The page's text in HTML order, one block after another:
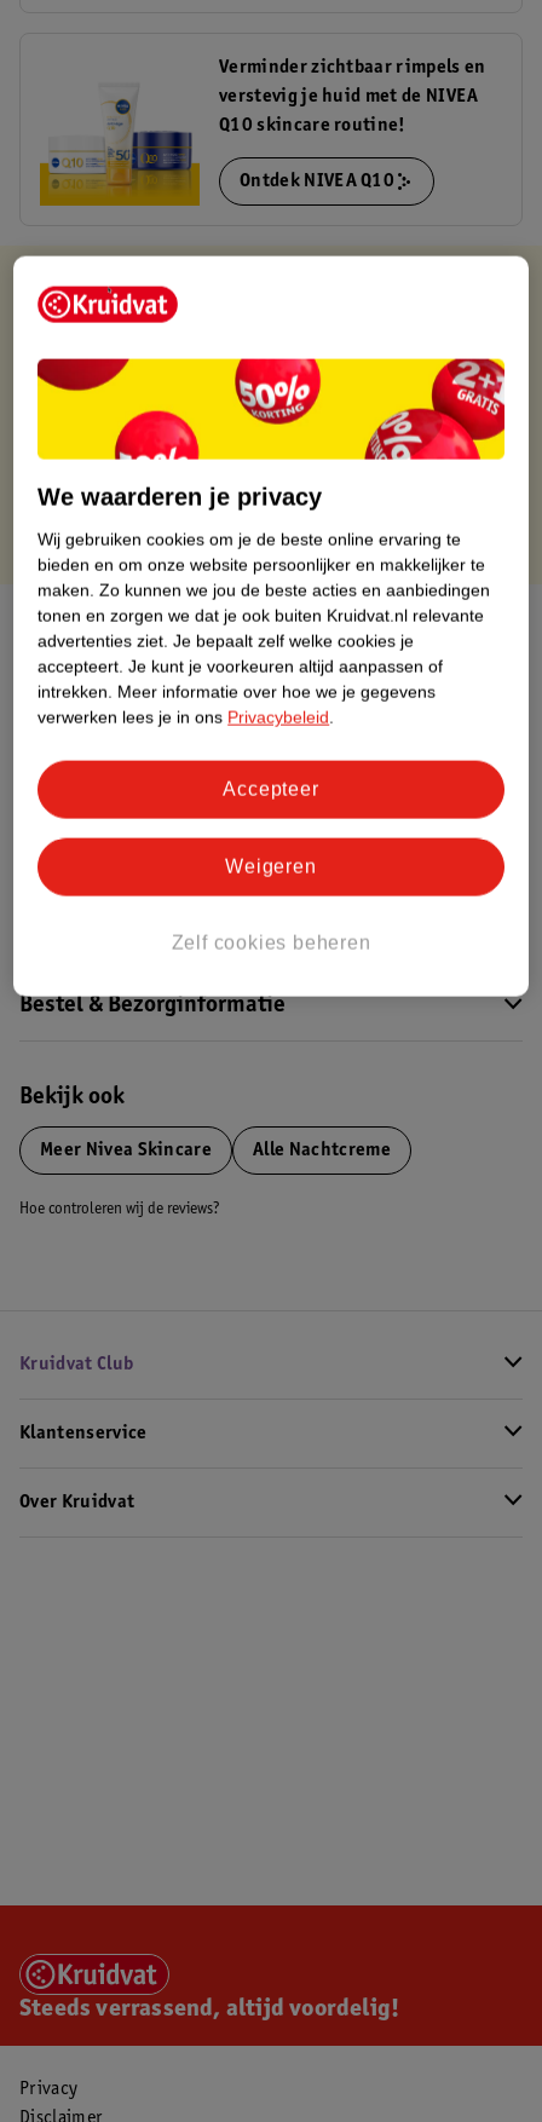
Verminder zichtbaar rimpels en
verstevig je huid met de NIVEA
Q10 skincare routine!
Ontdek NIVEA Q10
Kruidvat is altijd voordelig
Op werkdagen voor 22:00 uur besteld, volgende dag in huis
Gratis thuisbezorgd vanaf 50.00
Gratis retourneren binnen 30 dagen
Gratis punten met je Kruidvat kaart
Over dit product
Productinformatie
Nature Impact Score
Dit product heeft (nog) geen Nature
Impact Score.
Bestel & Bezorginformatie
Bekijk ook
Meer Nivea Skincare Alle Nachtcreme
Hoe controleren wij de reviews?
Kruidvat Club
Klantenservice
Over Kruidvat
Steeds verrassend, altijd voordelig!
Privacy
We waarderen je privacy
Wij gebruiken cookies om je de beste online ervaring te
bieden en om onze website persoonlijker en makkelijker te
maken. Zo kunnen we jou de beste acties en aanbiedingen
tonen en zorgen we dat je ook buiten Kruidvat.nl relevante
advertenties ziet. Je bepaalt zelf welke cookies je
accepteert. Je kunt je voorkeuren altijd aanpassen of
intrekken. Meer informatie over hoe we je gegevens
verwerken lees je in ons Privacybeleid.
Zelf cookies beheren
Weigeren
Accepteer